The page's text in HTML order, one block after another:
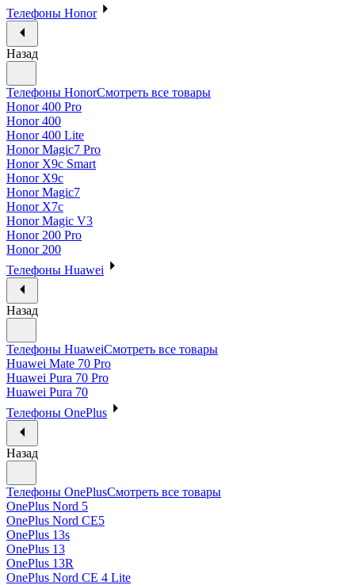
Телефоны Honor
Назад
Телефоны HonorСмотреть все товары
Honor 400 Pro
Honor 400
Honor 400 Lite
Honor Magic7 Pro
Honor X9c Smart
Honor X9c
Honor Magic7
Honor X7c
Honor Magic V3
Honor 200 Pro
Honor 200
Телефоны Huawei
Назад
Телефоны HuaweiСмотреть все товары
Huawei Mate 70 Pro
Huawei Pura 70 Pro
Huawei Pura 70
Телефоны OnePlus
Назад
Телефоны OnePlusСмотреть все товары
OnePlus Nord 5
OnePlus Nord CE5
OnePlus 13s
OnePlus 13
OnePlus 13R
OnePlus Nord CE 4 Lite